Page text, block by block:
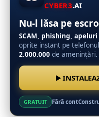
CYBER3.AI
Nu-l lăsa pe
SCAM, phishing,
oprite instant pe
2.000.000 de amenințări.
GRATUIT Fără cont